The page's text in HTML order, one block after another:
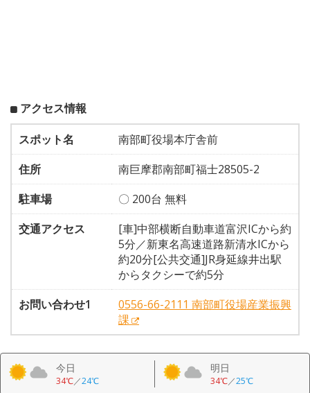
アクセス情報
スポット名
南部町役場本庁舎前
住所
南巨摩郡南部町福士28505-2
駐車場
〇 200台 無料
交通アクセス
[車]中部横断自動車道富沢ICから約
5分／新東名高速道路新清水ICから
約20分[公共交通]JR身延線井出駅
からタクシーで約5分
お問い合わせ1
0556-66-2111 南部町役場産業振興
課
今日
34℃／24℃
明日
34℃／25℃